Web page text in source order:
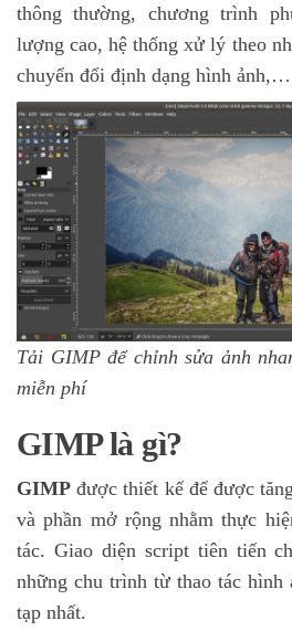
thông thường, chương trình
lượng cao, hệ thống xử lý theo
chuyển đổi định dạng hình ảnh,…
Tải GIMP để chỉnh sửa ảnh
miễn phí
GIMP là gì?
GIMP được thiết kế để được
và phần mở rộng nhằm thực
tác. Giao diện script tiên tiến
những chu trình từ thao tác hình
tạp nhất.